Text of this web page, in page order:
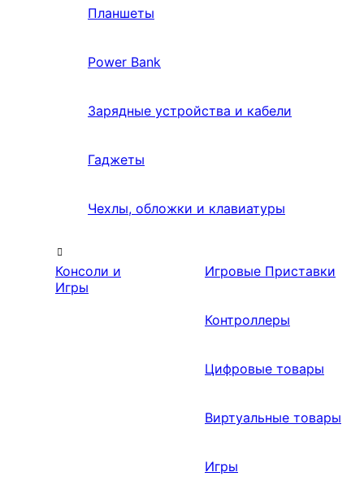
Планшеты
Power Bank
Зарядные устройства и кабели
Гаджеты
Чехлы, обложки и клавиатуры
Консоли и
Игры
Игровые Приставки
Контроллеры
Цифровые товары
Виртуальные товары
Игры